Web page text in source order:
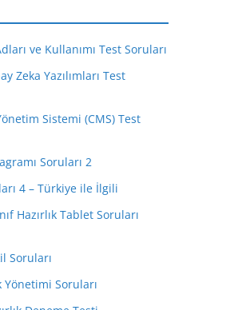
ve Kullanımı Test Soruları
Zeka Yazılımları Test
Sistemi (CMS) Test
Soruları 2
4 – Türkiye ile İlgili
Hazırlık Tablet Soruları
Soruları
Yönetimi Soruları